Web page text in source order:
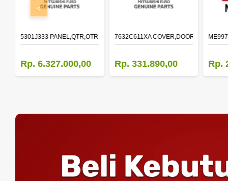
5301J333 PANEL,QTR,OTR LH
Rp. 6.327.000,00
7632C611XA COVER,DOOR
Rp. 331.890,00 Rp.
<